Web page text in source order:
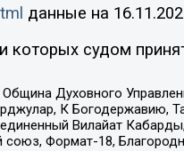
данные на
которых судом
Духовного
К Богодержавию,
Вилайат
союз, Формат-18,